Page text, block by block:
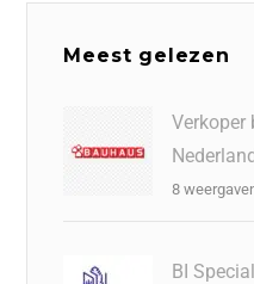
Meest gelezen
Verkoper
8
BI